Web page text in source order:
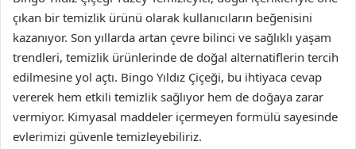
çıkan bir temizlik ürünü olarak kullanıcıların beğenisini
kazanıyor. Son yıllarda artan çevre bilinci ve sağlıklı yaşam
trendleri, temizlik ürünlerinde de doğal alternatiflerin tercih
edilmesine yol açtı. Bingo Yıldız Çiçeği, bu ihtiyaca cevap
vererek hem etkili temizlik sağlıyor hem de doğaya zarar
vermiyor. Kimyasal maddeler içermeyen formülü sayesinde
evlerimizi güvenle temizleyebiliriz.